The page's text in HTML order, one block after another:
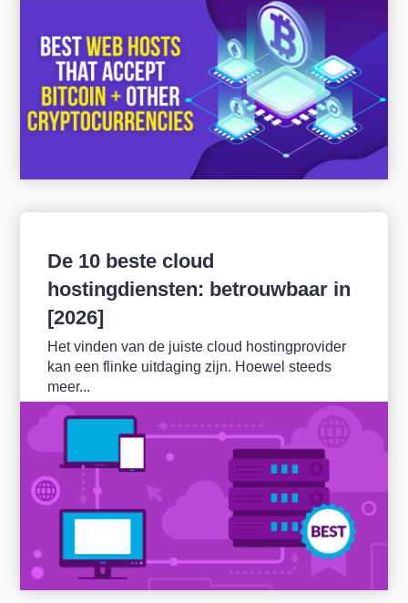
De 10 beste cloud
hostingdiensten: betrouwbaar in
[2026]
Het vinden van de juiste cloud hostingprovider
kan een flinke uitdaging zijn. Hoewel steeds
meer...